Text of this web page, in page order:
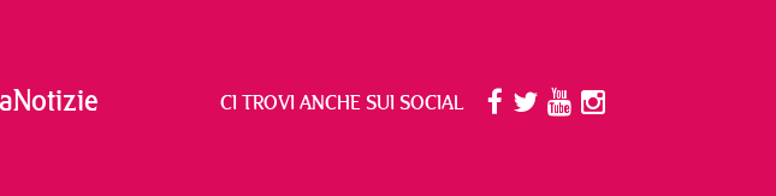
CI TROVI ANCHE SUI SOCIAL